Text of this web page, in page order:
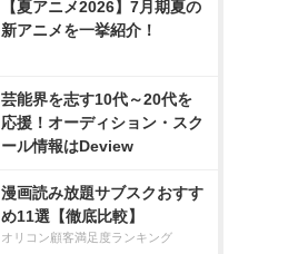
【夏アニメ2026】7月期夏の
新アニメを一挙紹介！
芸能界を志す10代～20代を
応援！オーディション・スク
ール情報はDeview
漫画読み放題サブスクおすす
め11選【徹底比較】
オリコン顧客満足度ランキング